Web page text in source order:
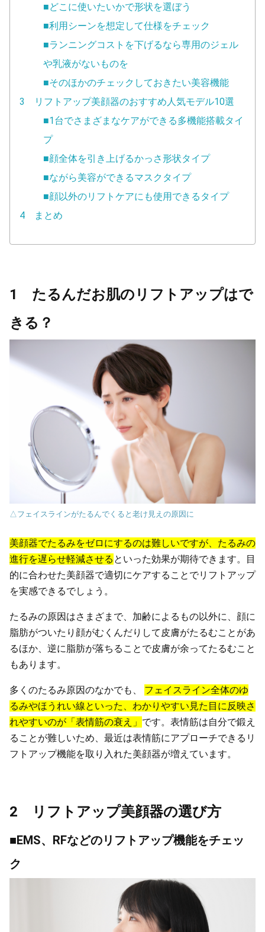
■どこに使いたいかで形状を選ぼう
■利用シーンを想定して仕様をチェック
■ランニングコストを下げるなら専用のジェル
や乳液がないものを
■そのほかのチェックしておきたい美容機能
3 リフトアップ美顔器のおすすめ人気モデル10選
■1台でさまざまなケアができる多機能搭載タイ
プ
■顔全体を引き上げるかっさ形状タイプ
■ながら美容ができるマスクタイプ
■顔以外のリフトケアにも使用できるタイプ
4 まとめ
1 たるんだお肌のリフトアップはで
きる？
△フェイスラインがたるんでくると老け見えの原因に
美顔器でたるみをゼロにするのは難しいですが、たるみの
進行を遅らせ軽減させる といった効果が期待できます。目
的に合わせた美顔器で適切にケアすることでリフトアップ
を実感できるでしょう。
たるみの原因はさまざまで、加齢によるもの以外に、顔に
脂肪がついたり顔がむくんだりして皮膚がたるむことがあ
るほか、逆に脂肪が落ちることで皮膚が余ってたるむこと
もあります。
多くのたるみ原因のなかでも、 フェイスライン全体のゆ
るみやほうれい線といった、わかりやすい見た目に反映さ
れやすいのが「表情筋の衰え」 です。表情筋は自分で鍛え
ることが難しいため、最近は表情筋にアプローチできるリ
フトアップ機能を取り入れた美顔器が増えています。
2 リフトアップ美顔器の選び方
■EMS、RFなどのリフトアップ機能をチェッ
ク